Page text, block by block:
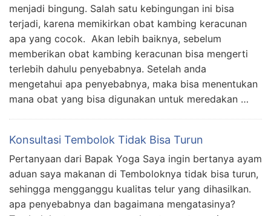
menjadi bingung. Salah satu kebingungan ini bisa
terjadi, karena memikirkan obat kambing keracunan
apa yang cocok. Akan lebih baiknya, sebelum
memberikan obat kambing keracunan bisa mengerti
terlebih dahulu penyebabnya. Setelah anda
mengetahui apa penyebabnya, maka bisa menentukan
mana obat yang bisa digunakan untuk meredakan …
Konsultasi Tembolok Tidak Bisa Turun
Pertanyaan dari Bapak Yoga Saya ingin bertanya ayam
aduan saya makanan di Temboloknya tidak bisa turun,
sehingga mengganggu kualitas telur yang dihasilkan.
apa penyebabnya dan bagaimana mengatasinya?